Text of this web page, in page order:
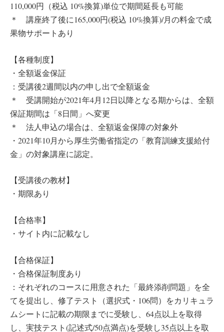
110,000円（税込 10%換算)単位で期間延長も可能
＊ 講座終了後に165,000円(税込 10%換算)/月の料金で成
果物サポートあり
【各種制度】
・全額返金保証
：受講後2週間以内の申し出で全額返金
＊ 受講開始が2021年4月12日以降となる期からは、全額
保証期間は「8日間」へ変更
＊ 法人申込の場合は、全額返金保障の対象外
・2021年10月から厚生労働省指定の「教育訓練支援給付
金」の対象講座に認定。
【受講後の教材】
・期限あり
【合格率】
・サイト内に記載なし
【合格保証】
・合格保証制度あり
：それぞれのコースに用意された「最終添削問題」を全
てを提出し、修了テスト（選択式・106問）をカリキュラ
ムシートに記載の期限までに受験し、64点以上を取得
し、実技テスト(記述式/50点満点)を受験し35点以上を取